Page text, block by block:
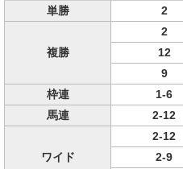
単勝 2
複勝
2
12
9
枠連
1-6
馬連
2-12
ワイド
2-12
2-9